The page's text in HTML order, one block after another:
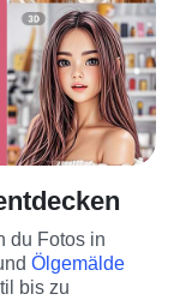
du Fotos in
Ölgemälde
bis zu